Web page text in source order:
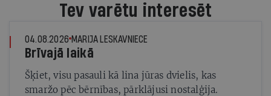
Tev varētu interesēt
04.08.2026 MARIJA LESKAVNIECE
Brīvajā laikā
Šķiet, visu pasauli kā lina jūras dvielis, kas
smaržo pēc bērnības, pārklājusi nostalģija.